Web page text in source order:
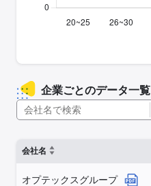
企業ごとのデータ一覧
会社名
オプテックスグループ